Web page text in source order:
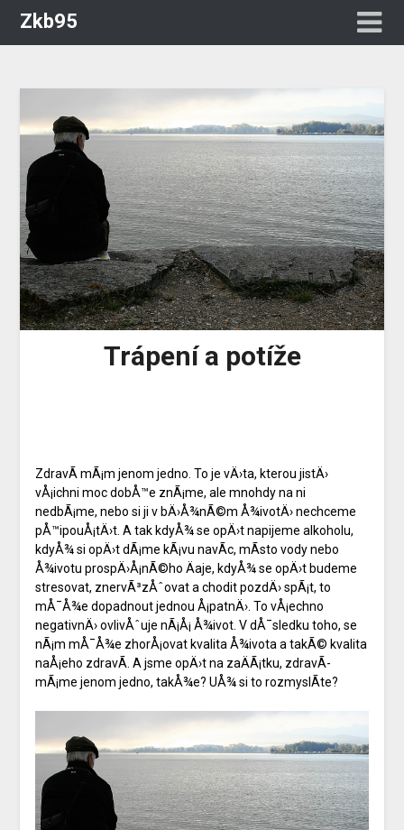
Zkb95
Trápení a potíže
ZdravÃ­ mÃ¡m jenom jedno. To je vÄ›ta, kterou jistÄ›
vÅ¡ichni moc dobÅ™e znÃ¡me, ale mnohdy na ni
nedbÃ¡me, nebo si ji v bÄ›Å¾nÃ©m Å¾ivotÄ› nechceme
pÅ™ipouÅ¡tÄ›t. A tak kdyÅ¾ se opÄ›t napijeme alkoholu,
kdyÅ¾ si opÄ›t dÃ¡me kÃ¡vu navÃ­c, mÃ­sto vody nebo
Å¾ivotu prospÄ›Å¡nÃ©ho Äaje, kdyÅ¾ se opÄ›t budeme
stresovat, znervÃ³zÅˆovat a chodit pozdÄ› spÃ¡t, to
mÅ¯Å¾e dopadnout jednou Å¡patnÄ›. To vÅ¡echno
negativnÄ› ovlivÅˆuje nÃ¡Å¡ Å¾ivot. V dÅ¯sledku toho, se
nÃ¡m mÅ¯Å¾e zhorÅ¡ovat kvalita Å¾ivota a takÃ© kvalita
naÅ¡eho zdravÃ­. A jsme opÄ›t na zaÄÃ¡tku, zdravÃ­
mÃ¡me jenom jedno, takÅ¾e? UÅ¾ si to rozmyslÃ­te?